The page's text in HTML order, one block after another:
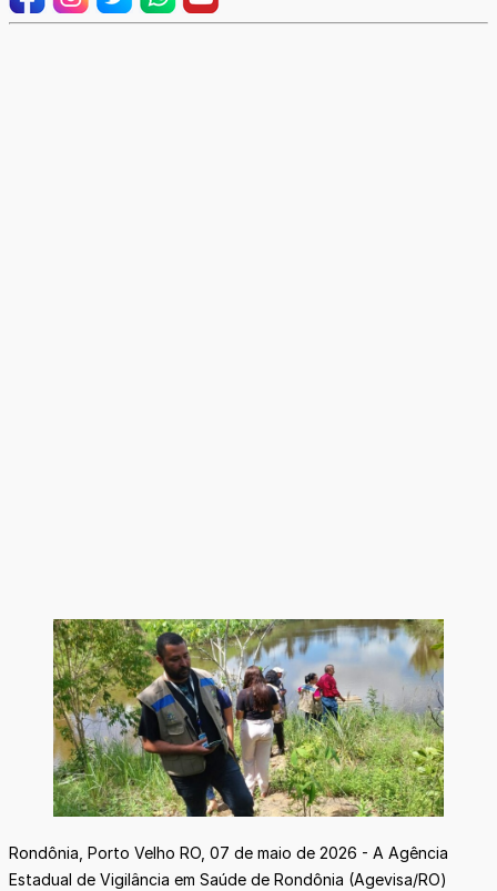
Rondônia, Porto Velho RO, 07 de maio de 2026 - A Agência
Estadual de Vigilância em Saúde de Rondônia (Agevisa/RO)